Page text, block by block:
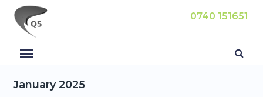
0740 151651
January 2025